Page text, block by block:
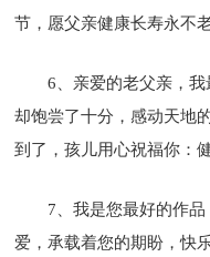
节，愿父亲健康长寿永不
6、亲爱的老父亲，
却饱尝了十分，感动天地
到了，孩儿用心祝福你：
7、我是您最好的作
爱，承载着您的期盼，快